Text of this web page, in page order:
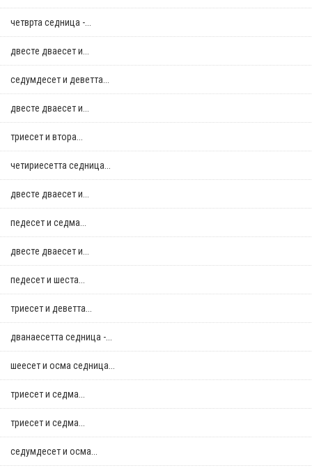
четврта седница -...
двестe дваесет и...
седумдесет и деветта...
двестe дваесет и...
триесет и втора...
четириесетта седница...
двестe дваесет и...
педесет и седма...
двестe дваесет и...
педесет и шеста...
триесет и деветта...
дванаесетта седница -...
шеесет и осма седница...
триесет и седма...
триесет и седма...
седумдесет и осма...